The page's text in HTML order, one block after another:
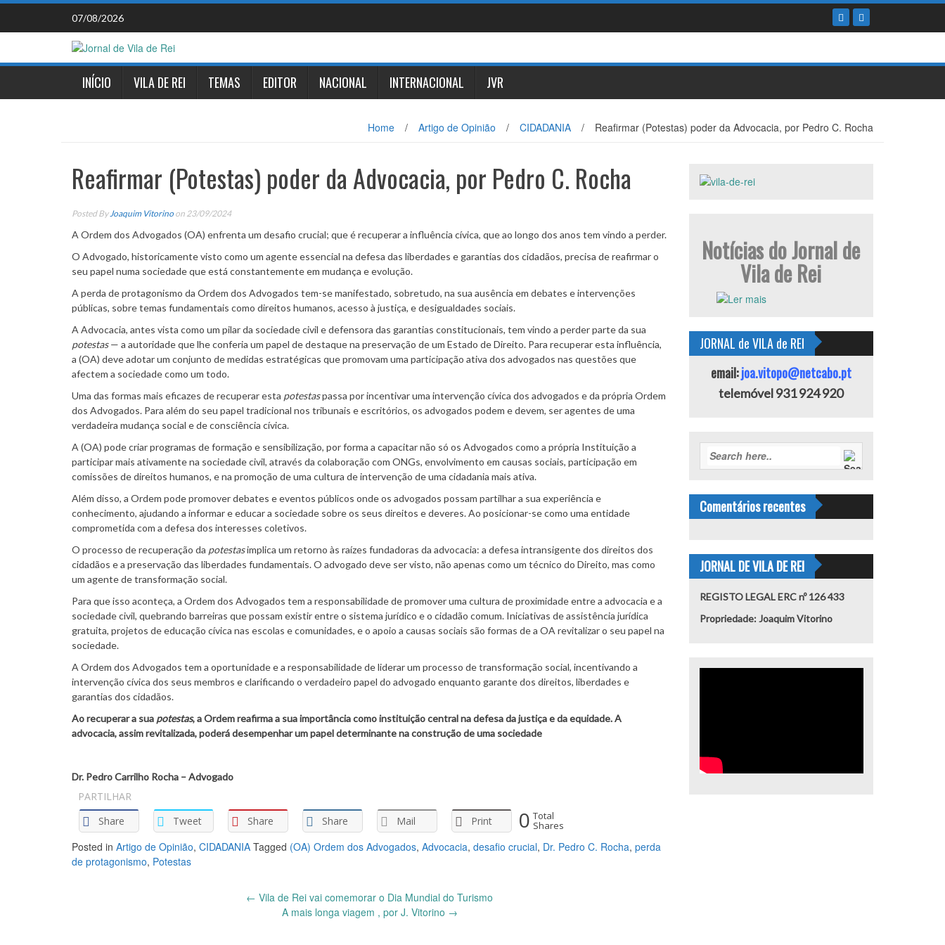
Skip
content
07/08/2026
INÍCIO VILA DE REI TEMAS EDITOR NACIONAL INTERNACIONAL JVR
Home / Artigo de Opinião / CIDADANIA / Reafirmar (Potestas) poder da Advocacia, por Pedro C. Rocha
Reafirmar (Potestas) poder da Advocacia, por Pedro C. Rocha
Posted By Joaquim Vitorino on 23/09/2024
A Ordem dos Advogados (OA) enfrenta um desafio crucial; que é recuperar a influência cívica, que ao longo dos anos tem vindo a perder.
O Advogado, historicamente visto como um agente essencial na defesa das liberdades e garantias dos cidadãos, precisa de reafirmar o
seu papel numa sociedade que está constantemente em mudança e evolução.
A perda de protagonismo da Ordem dos Advogados tem-se manifestado, sobretudo, na sua ausência em debates e intervenções
públicas, sobre temas fundamentais como direitos humanos, acesso à justiça, e desigualdades sociais.
A Advocacia, antes vista como um pilar da sociedade civil e defensora das garantias constitucionais, tem vindo a perder parte da sua
potestas— a autoridade que lhe conferia um papel de destaque na preservação de um Estado de Direito. Para recuperar esta influência,
a (OA) deve adotar um conjunto de medidas estratégicas que promovam uma participação ativa dos advogados nas questões que
afectem a sociedade como um todo.
Uma das formas mais eficazes de recuperar esta potestaspassa por incentivar uma intervenção cívica dos advogados e da própria Ordem
dos Advogados. Para além do seu papel tradicional nos tribunais e escritórios, os advogados podem e devem, ser agentes de uma
verdadeira mudança social e de consciência cívica.
A (OA) pode criar programas de formação e sensibilização, por forma a capacitar não só os Advogados como a própria Instituição a
participar mais ativamente na sociedade civil, através da colaboração com ONGs, envolvimento em causas sociais, participação em
comissões de direitos humanos, e na promoção de uma cultura de intervenção de uma cidadania mais ativa.
Além disso, a Ordem pode promover debates e eventos públicos onde os advogados possam partilhar a sua experiência e
conhecimento, ajudando a informar e educar a sociedade sobre os seus direitos e deveres. Ao posicionar-se como uma entidade
comprometida com a defesa dos interesses coletivos.
O processo de recuperação da potestasimplica um retorno às raízes fundadoras da advocacia: a defesa intransigente dos direitos dos
cidadãos e a preservação das liberdades fundamentais. O advogado deve ser visto, não apenas como um técnico do Direito, mas como
um agente de transformação social.
Para que isso aconteça, a Ordem dos Advogados tem a responsabilidade de promover uma cultura de proximidade entre a advocacia e a
sociedade civil, quebrando barreiras que possam existir entre o sistema jurídico e o cidadão comum. Iniciativas de assistência jurídica
gratuita, projetos de educação cívica nas escolas e comunidades, e o apoio a causas sociais são formas de a OA revitalizar o seu papel na
sociedade.
A Ordem dos Advogados tem a oportunidade e a responsabilidade de liderar um processo de transformação social, incentivando a
intervenção cívica dos seus membros e clarificando o verdadeiro papel do advogado enquanto garante dos direitos, liberdades e
garantias dos cidadãos.
Ao recuperar a sua potestas, a Ordem reafirma a sua importância como instituição central na defesa da justiça e da equidade. A
advocacia, assim revitalizada, poderá desempenhar um papel determinante na construção de uma sociedade
Dr. Pedro Carrilho Rocha – Advogado
PARTILHAR
Share
Tweet Share Share Mail Print 0 Total
Shares
Posted in Artigo de Opinião, CIDADANIA Tagged (OA) Ordem dos Advogados, Advocacia, desafio crucial, Dr. Pedro C. Rocha, perda
de protagonismo, Potestas
← Vila de Rei vai comemorar o Dia Mundial do Turismo
A mais longa viagem , por J. Vitorino →
Notícias do Jornal de
Vila de Rei
JORNAL de VILA de REI
email:joa.vitopo@netcabo.pt
telemóvel 931 924 920
Comentários recentes
JORNAL DE VILA DE REI
REGISTO LEGAL ERC nº 126 433
Propriedade: Joaquim Vitorino